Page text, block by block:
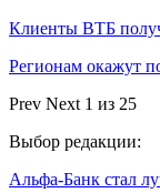
Клиенты ВТБ
Регионам окажут
Prev Next 1 из 25
Выбор редакции:
Альфа-Банк стал